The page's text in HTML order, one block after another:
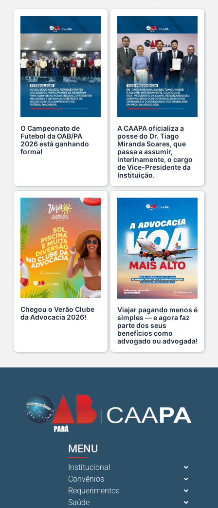
O domingo perfeito tem endereço certo: Clube da A s...
12 De Julho De 2026
O verão chegou, e o Clube da Advocacia está de p s...
10 De Julho De 2026
Ganhar tempo, automatizar tarefas e aumentar a pro s...
7 De Julho De 2026
Viajar pagando menos é simples — e agora faz pa s...
Domingo no Clube da Advocacia!
26 De Julho De 2026
Hoje é um dia especial para celebrar a vida de qu s...
22 De Julho De 2026
Fim de semana tem endereço certo: Clube da Advoca s...
18 De Julho De 2026
A saúde da mulher merece atenção especial em to s...
15 De Julho De 2026
Cuidar da mente também é cuidar da carreira.
13 De Julho De 2026
O domingo perfeito tem endereço certo: Clube da A s...
12 De Julho De 2026
O verão chegou, e o Clube da Advocacia está de p s...
O Campeonato de
Futebol da OAB/PA
2026 está ganhando
forma!
A CAAPA oficializa a
posse do Dr. Tiago
Miranda Soares, que
passa a assumir,
interinamente, o cargo
de Vice-Presidente da
Instituição.
Chegou o Verão Clube
da Advocacia 2026!
Viajar pagando menos é
simples — e agora faz
parte dos seus
benefícios como
advogado ou advogada!
MENU
Institucional
Convênios
Requerimentos
Saúde